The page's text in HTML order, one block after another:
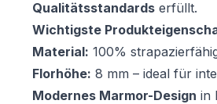
Qualitätsstandards erfüllt.
Wichtigste
Material: 100%
Florhöhe: 8 mm – ideal für
Modernes Marmor-Design in